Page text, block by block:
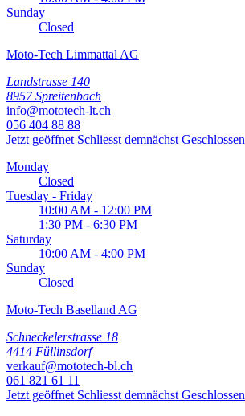
Sunday
Closed
Moto-Tech Limmattal AG
Landstrasse 140
8957 Spreitenbach
info@mototech-lt.ch
056 404 88 88
Jetzt geöffnet Schliesst demnächst Geschlossen
Monday
Closed
Tuesday - Friday
10:00 AM - 12:00 PM
1:30 PM - 6:30 PM
Saturday
10:00 AM - 4:00 PM
Sunday
Closed
Moto-Tech Baselland AG
Schneckelerstrasse 18
4414 Füllinsdorf
verkauf@mototech-bl.ch
061 821 61 11
Jetzt geöffnet Schliesst demnächst Geschlossen